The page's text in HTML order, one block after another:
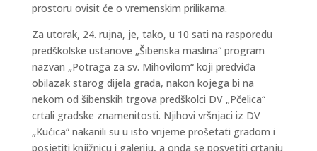
prostoru ovisit će o vremenskim prilikama.
Za utorak, 24. rujna, je, tako, u 10 sati na rasporedu
predškolske ustanove „Šibenska maslina“ program
nazvan „Potraga za sv. Mihovilom“ koji predviđa
obilazak starog dijela grada, nakon kojega bi na
nekom od šibenskih trgova predškolci DV „Pčelica“
crtali gradske znamenitosti. Njihovi vršnjaci iz DV
„Kućica“ nakanili su u isto vrijeme prošetati gradom i
posjetiti knjižnicu i galeriju, a onda se posvetiti crtanju